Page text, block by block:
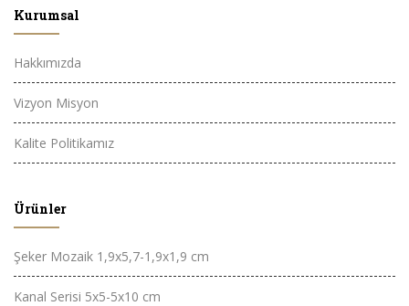
Kurumsal
Hakkımızda
Vizyon Misyon
Kalite Politikamız
Ürünler
Şeker Mozaik 1,9x5,7-1,9x1,9 cm
Kanal Serisi 5x5-5x10 cm